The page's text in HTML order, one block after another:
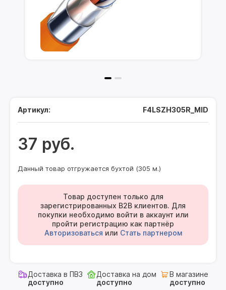
Артикул: F4LSZH305R_MID
37 руб.
Данный товар отгружается бухтой (305 м.)
Товар доступен только для
зарегистрированных B2B клиентов. Для
покупки необходимо войти в аккаунт или
пройти регистрацию как партнёр
Авторизоваться или Стать партнером
Доставка в ПВЗ
доступно
Доставка на дом
доступно
В магазине
доступно